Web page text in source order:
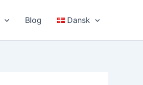
Blog Dansk